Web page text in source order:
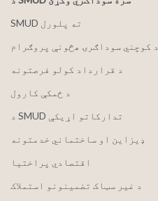
SMUD ته پلورل
د کوچني سوداګرۍ هڅونې پروګرام
د قرارداد کولو فرصتونه
د ځمکې کارول
د SMUD تدارکاتو اړیکې
ډیزاین او ساختماني خدمتونه
اقتصادي پراختیا
د غیر سټاک تضمینونو استملاک